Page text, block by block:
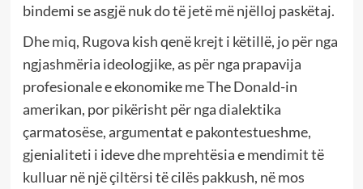
bindemi se asgjë nuk do të jetë më njëlloj paskëtaj.
Dhe miq, Rugova kish qenë krejt i këtillë, jo për nga
ngjashmëria ideologjike, as për nga prapavija
profesionale e ekonomike me The Donald-in
amerikan, por pikërisht për nga dialektika
çarmatosëse, argumentat e pakontestueshme,
gjenialiteti i ideve dhe mprehtësia e mendimit të
kulluar në një çiltërsi të cilës pakkush, në mos